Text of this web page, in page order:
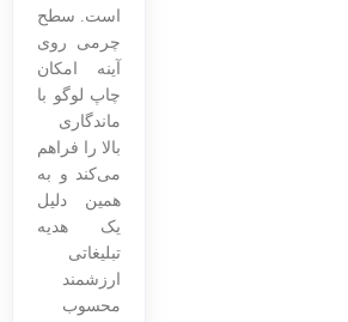
است. سطح
چرمی روی
آینه امکان
چاپ لوگو با
ماندگاری
بالا را فراهم
می‌کند و به
همین دلیل
یک هدیه
تبلیغاتی
ارزشمند
محسوب